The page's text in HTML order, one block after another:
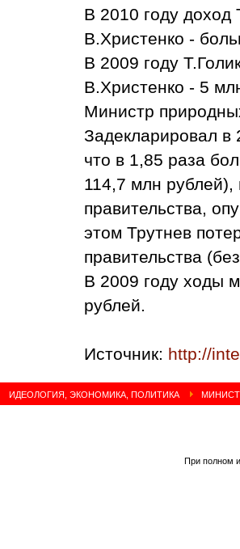
В 2010 году
В.Христенко -
В 2009 году
В.Христенко - 5
Министр
Задекларировал в
что в 1,85 раза
114,7 млн рублей),
правительства,
этом Трутнев
правительства
В 2009 году ходы
рублей.
Источник: http://
ИДЕОЛОГИЯ, ЭКОНОМИКА, ПОЛИТИКА
При полном